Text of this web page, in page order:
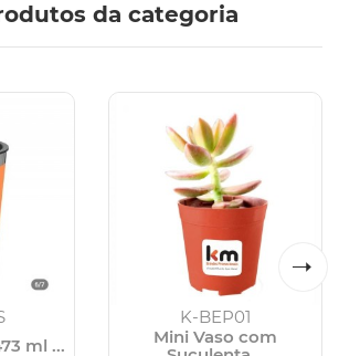
da categoria
ml ...
K-BEP01
Mini Vaso com